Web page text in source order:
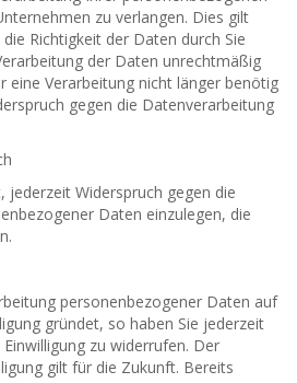
zu verlangen. Dies gilt
Richtigkeit der Daten durch Sie
der Daten unrechtmäßig
eine Verarbeitung nicht länger benötig
gegen die Datenverarbeitung
jederzeit Widerspruch gegen die
Daten einzulegen, die
personenbezogener Daten auf
gründet, so haben Sie jederzeit
zu widerrufen. Der
gilt für die Zukunft. Bereits